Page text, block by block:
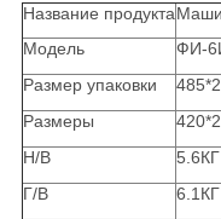
Название продукта
Модель
ФИ-
Размер упаковки
Размеры
Н/В
5.6КГ
Г/В
6.1КГ